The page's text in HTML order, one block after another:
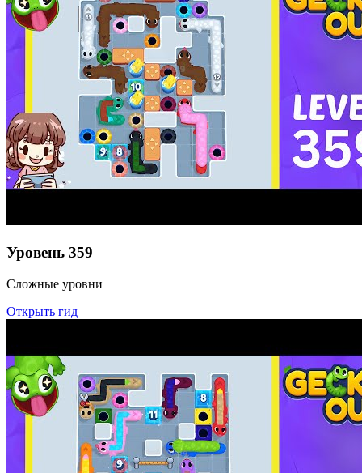
Уровень 359
Сложные уровни
Открыть гид